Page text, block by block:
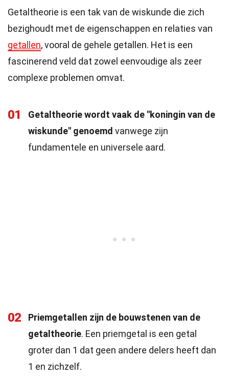
Getaltheorie is een tak van de wiskunde die zich
bezighoudt met de eigenschappen en relaties van
getallen, vooral de gehele getallen. Het is een
fascinerend veld dat zowel eenvoudige als zeer
complexe problemen omvat.
01
Getaltheorie wordt vaak de "koningin van de
wiskunde" genoemd vanwege zijn
fundamentele en universele aard.
02
Priemgetallen zijn de bouwstenen van de
getaltheorie. Een priemgetal is een getal
groter dan 1 dat geen andere delers heeft dan
1 en zichzelf.